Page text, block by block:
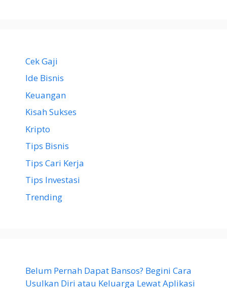
Cek Gaji
Ide Bisnis
Keuangan
Kisah Sukses
Kripto
Tips Bisnis
Tips Cari Kerja
Tips Investasi
Trending
Belum Pernah Dapat Bansos? Begini Cara
Usulkan Diri atau Keluarga Lewat Aplikasi